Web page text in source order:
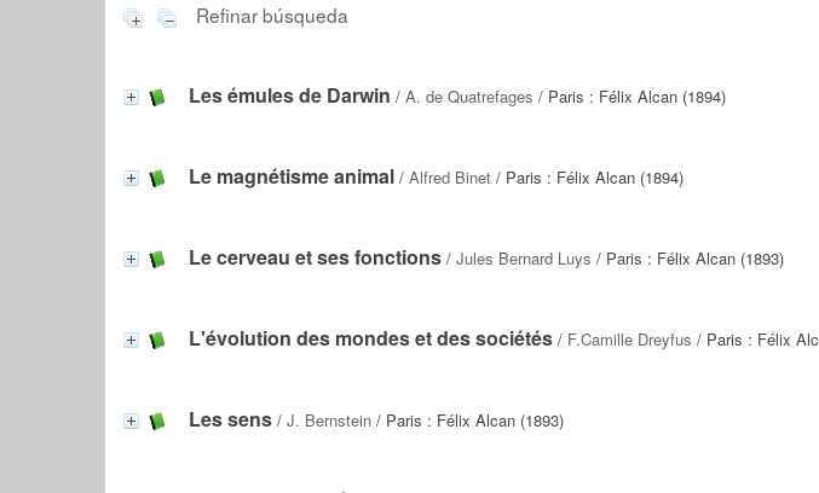
Refinar búsqueda
Les émules de Darwin / A. de Quatrefages / Paris : Félix Alcan (1894)
Le magnétisme animal / Alfred Binet / Paris : Félix Alcan (1894)
Le cerveau et ses fonctions / Jules Bernard Luys / Paris : Félix Alcan (1893)
L'évolution des mondes et des sociétés / F.Camille Dreyfus / Paris : Félix
Les sens / J. Bernstein / Paris : Félix Alcan (1893)